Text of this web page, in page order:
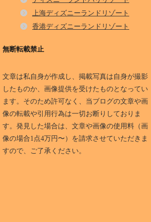
上海ディズニーランドリゾート
香港ディズニーランドリゾート
無断転載禁止
文章は私自身が作成し、掲載写真は自身が撮影
したものか、画像提供を受けたものとなってい
ます。そのため許可なく、当ブログの文章や画
像の転載や引用行為は一切お断りしておりま
す。発見した場合は、文章や画像の使用料（画
像の場合1点4万円〜）を請求させていただきま
すので、ご了承ください。